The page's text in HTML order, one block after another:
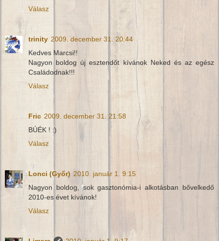
Válasz
trinity 2009. december 31. 20:44
Kedves Marcsi!!
Nagyon boldog új esztendőt kívánok Neked és az egész
Családodnak!!!
Válasz
Fric 2009. december 31. 21:58
BÚÉK ! :)
Válasz
Lonci (Győr) 2010. január 1. 9:15
Nagyon boldog, sok gasztonómia-i alkotásban bővelkedő
2010-es évet kívánok!
Válasz